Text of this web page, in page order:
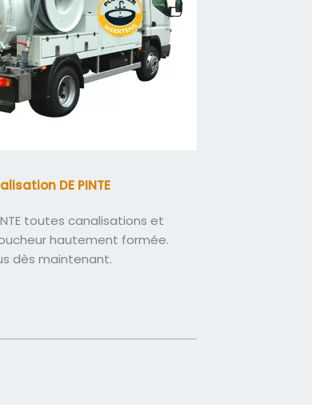
DE PINTE
toutes canalisations et
hautement formée.
dès maintenant.